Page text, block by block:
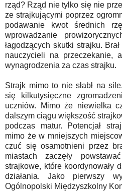
rząd? Rząd nie tylko się nie
ze strajkującymi poprzez
podawanie kwot średnich
wprowadzanie
łagodzących skutki strajku.
nauczycieli na przeczekanie,
wynagrodzenia za czas strajku.
Strajk mimo to nie słabł na
się kilkutysięczne
uczniów. Mimo że niewielka
dalszym ciągu większość
podczas matur. Potencjał
mimo że w mniejszych
czuć się osamotnieni przez
miastach zaczęły
strajkowe, które koordynowały
działania. Jako pierwszy
Ogólnopolski Międzyszkolny